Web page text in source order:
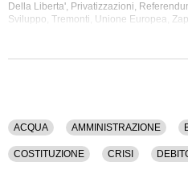
Della Liberta', Privatizzazioni,
Sviluppo, Tremonti, Unione Europea,
ACQUA AMMINISTRAZIONE
COSTITUZIONE CRISI